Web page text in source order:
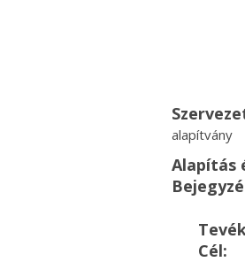
alapítvány
Alapítás
Cél: